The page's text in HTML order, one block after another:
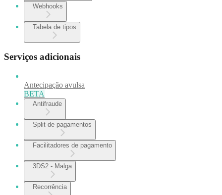
Webhooks
Tabela de tipos
Serviços adicionais
Antecipação avulsa
BETA
Antifraude
Split de pagamentos
Facilitadores de pagamento
3DS2 - Malga
Recorrência